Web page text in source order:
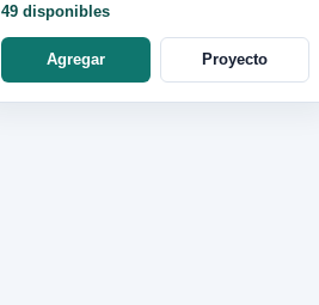
49 disponibles
Agregar Proyecto